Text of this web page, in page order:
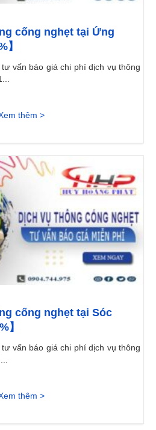
cống nghẹt tại Ứng
】
vấn báo giá chi phí dịch vụ thông
thêm >
cống nghẹt tại Sóc
】
vấn báo giá chi phí dịch vụ thông
thêm >